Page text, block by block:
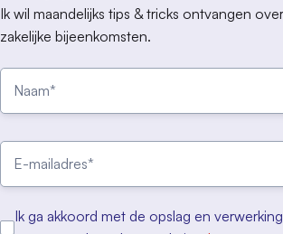
Ik wil maandelijks tips & tricks ontvangen
zakelijke bijeenkomsten.
Ik ga akkoord met de opslag en